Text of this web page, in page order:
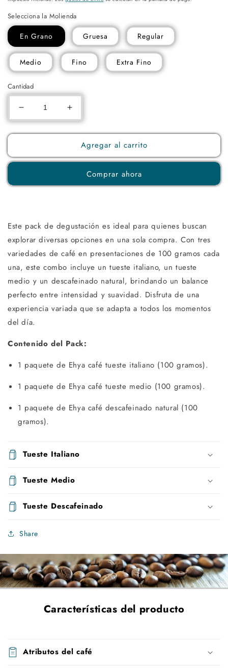
Selecciona la Molienda
En Grano Gruesa Regular
Medio Fino Extra Fino
Cantidad
Reducir
cantidad
para
Rápido
Despertar
Aumentar
cantidad
para
Rápido
Despertar
Agregar al carrito
Comprar ahora
Este pack de degustación es ideal para quienes buscan
explorar diversas opciones en una sola compra. Con tres
variedades de café en presentaciones de 100 gramos cada
una, este combo incluye un tueste italiano, un tueste
medio y un descafeinado natural, brindando un balance
perfecto entre intensidad y suavidad. Disfruta de una
experiencia variada que se adapta a todos los momentos
del día.
Contenido del Pack:
1 paquete de Ehya café tueste italiano (100 gramos).
1 paquete de Ehya café tueste medio (100 gramos).
1 paquete de Ehya café descafeinado natural (100
gramos).
Tueste Italiano
Tueste Medio
Tueste Descafeinado
Share
Características del producto
Atributos del café